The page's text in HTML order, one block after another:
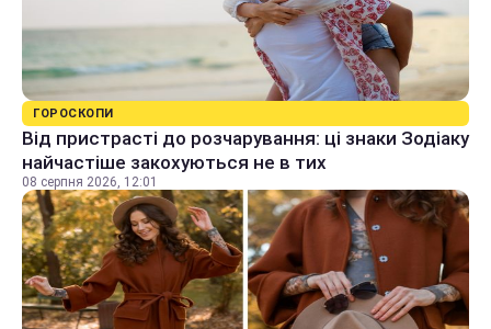
ГОРОСКОПИ
Від пристрасті до розчарування: ці знаки Зодіаку
найчастіше закохуються не в тих
08 серпня 2026, 12:01